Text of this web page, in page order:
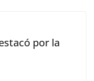
por la